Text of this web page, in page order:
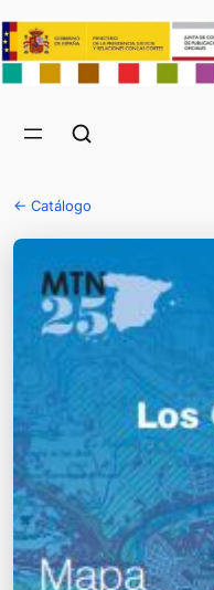
← Catálogo